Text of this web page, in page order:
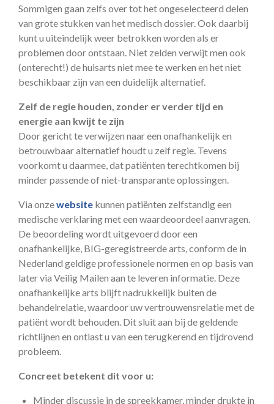
Sommigen gaan zelfs over tot het ongeselecteerd delen
van grote stukken van het medisch dossier. Ook daarbij
kunt u uiteindelijk weer betrokken worden als er
problemen door ontstaan. Niet zelden verwijt men ook
(onterecht!) de huisarts niet mee te werken en het niet
beschikbaar zijn van een duidelijk alternatief.
Zelf de regie houden, zonder er verder tijd en
energie aan kwijt te zijn
Door gericht te verwijzen naar een onafhankelijk en
betrouwbaar alternatief houdt u zelf regie. Tevens
voorkomt u daarmee, dat patiënten terechtkomen bij
minder passende of niet-transparante oplossingen.
Via onzewebsite kunnen patiënten zelfstandig een
medische verklaring met een waardeoordeel aanvragen.
De beoordeling wordt uitgevoerd door een
onafhankelijke, BIG-geregistreerde arts, conform de in
Nederland geldige professionele normen en op basis van
later via Veilig Mailen aan te leveren informatie. Deze
onafhankelijke arts blijft nadrukkelijk buiten de
behandelrelatie, waardoor uw vertrouwensrelatie met de
patiënt wordt behouden. Dit sluit aan bij de geldende
richtlijnen en ontlast u van een terugkerend en tijdrovend
probleem.
Concreet betekent dit voor u:
Minder discussie in de spreekkamer, minder drukte in